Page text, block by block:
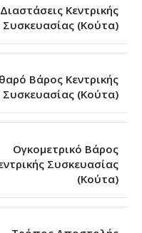
Διαστάσεις Κεντρικής
Συσκευασίας (Κούτα)
Βάρος Κεντρικής
Συσκευασίας (Κούτα)
Ογκομετρικό Βάρος
Συσκευασίας
(Κούτα)